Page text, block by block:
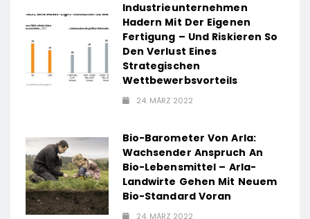
Industrieunternehmen
Hadern Mit Der Eigenen
Fertigung – Und Riskieren So
Den Verlust Eines
Strategischen
Wettbewerbsvorteils
24. MÄRZ 2022
Bio-Barometer Von Arla:
Wachsender Anspruch An
Bio-Lebensmittel – Arla-
Landwirte Gehen Mit Neuem
Bio-Standard Voran
24. MÄRZ 2022